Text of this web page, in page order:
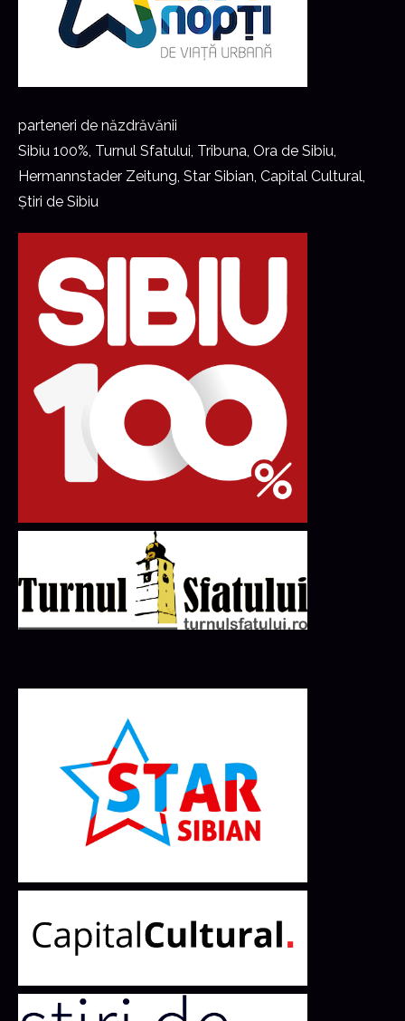
parteneri de năzdrăvănii
Sibiu 100%, Turnul Sfatului, Tribuna, Ora de Sibiu,
Hermannstader Zeitung, Star Sibian, Capital Cultural,
Știri de Sibiu